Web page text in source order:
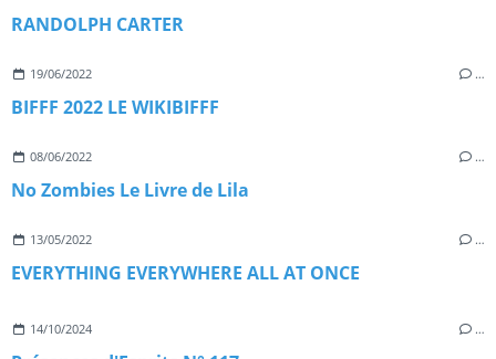
RANDOLPH CARTER
19/06/2022 …
BIFFF 2022 LE WIKIBIFFF
08/06/2022 …
No Zombies Le Livre de Lila
13/05/2022 …
EVERYTHING EVERYWHERE ALL AT ONCE
14/10/2024 …